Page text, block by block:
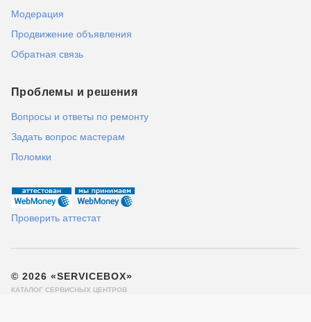
Модерация
Продвижение объявления
Обратная связь
Проблемы и решения
Вопросы и ответы по ремонту
Задать вопрос мастерам
Поломки
Проверить аттестат
© 2026 «SERVICEBOX»
КАТАЛОГ СЕРВИСНЫХ ЦЕНТРОВ